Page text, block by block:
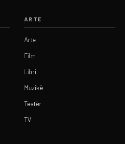
ARTE
Arte
Film
Libri
Muzikë
Teatër
TV